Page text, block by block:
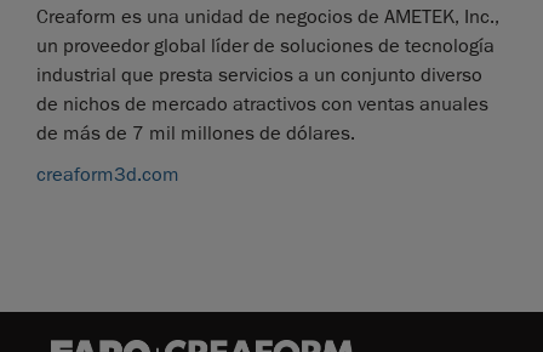
Creaform es una unidad de negocios de AMETEK, Inc.,
un proveedor global líder de soluciones de tecnología
industrial que presta servicios a un conjunto diverso
de nichos de mercado atractivos con ventas anuales
de más de 7 mil millones de dólares.
creaform3d.com